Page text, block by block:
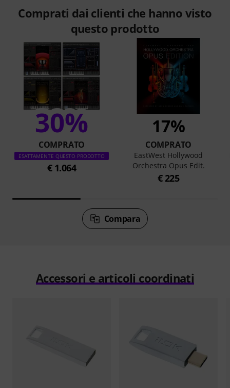
Comprati dai clienti che hanno visto
questo prodotto
30%
COMPRATO
ESATTAMENTE QUESTO PRODOTTO
€ 1.064
17%
COMPRATO
EastWest Hollywood
Orchestra Opus Edit.
€ 225
Compara
Accessori e articoli coordinati